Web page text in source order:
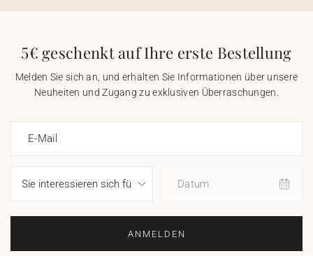
5€ geschenkt auf Ihre erste Bestellung
Melden Sie sich an, und erhalten Sie Informationen über unsere
Neuheiten und Zugang zu exklusiven Überraschungen.
E-Mail
Datum
ANMELDEN